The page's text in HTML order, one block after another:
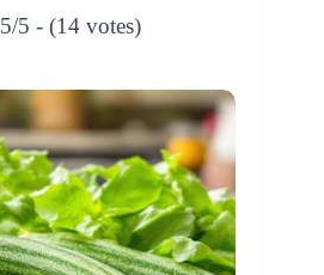
5/5 - (14 votes)